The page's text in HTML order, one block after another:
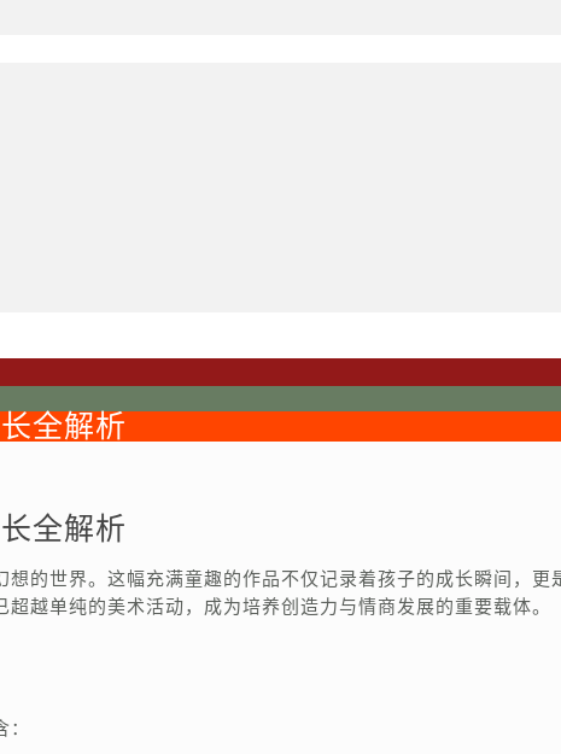
全解析
全解析
的世界。这幅充满童趣的作品不仅记录着孩子的成长瞬间，更
越单纯的美术活动，成为培养创造力与情商发展的重要载体。